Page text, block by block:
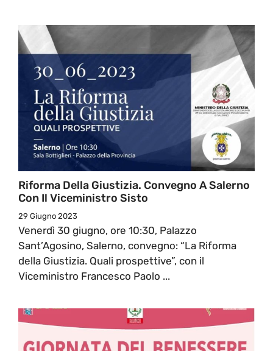
Riforma Della Giustizia. Convegno A Salerno
Con Il Viceministro Sisto
29 Giugno 2023
Venerdì 30 giugno, ore 10:30, Palazzo
Sant’Agosino, Salerno, convegno: “La Riforma
della Giustizia. Quali prospettive”, con il
Viceministro Francesco Paolo ...